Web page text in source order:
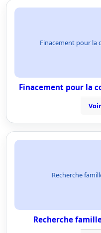
Finacement pour
Finacement pour la
Recherche
Recherche